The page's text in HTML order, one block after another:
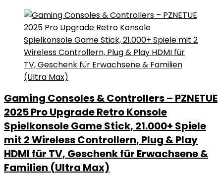
Gaming Consoles & Controllers – PZNETUE
2025 Pro Upgrade Retro Konsole
Spielkonsole Game Stick, 21.000+ Spiele
mit 2 Wireless Controllern, Plug & Play
HDMI für TV, Geschenk für Erwachsene &
Familien (Ultra Max)